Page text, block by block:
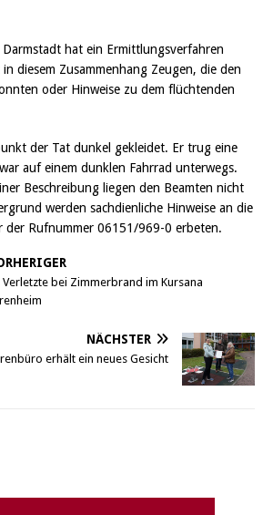
hat ein Ermittlungsverfahren
diesem Zusammenhang Zeugen, die den
oder Hinweise zu dem flüchtenden
der Tat dunkel gekleidet. Er trug eine
auf einem dunklen Fahrrad unterwegs.
Beschreibung liegen den Beamten nicht
werden sachdienliche Hinweise an die
der Rufnummer 06151/969-0 erbeten.
Verletzte bei Zimmerbrand im Kursana
NÄCHSTER
erhält ein neues Gesicht